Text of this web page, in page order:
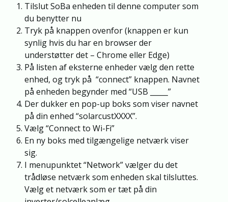
Tilslut SoBa enheden til denne computer som
du benytter nu
Tryk på knappen ovenfor (knappen er kun
synlig hvis du har en browser der
understøtter det – Chrome eller Edge)
På listen af eksterne enheder vælg den rette
enhed, og tryk på “connect” knappen. Navnet
på enheden begynder med “USB _____”
Der dukker en pop-up boks som viser navnet
på din enhed “solarcustXXXX”.
Vælg “Connect to Wi-Fi”
En ny boks med tilgængelige netværk viser
sig.
I menupunktet “Network” vælger du det
trådløse netværk som enheden skal tilsluttes.
Vælg et netværk som er tæt på din